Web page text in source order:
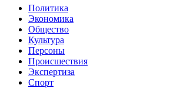
Политика
Экономика
Общество
Культура
Персоны
Происшествия
Экспертиза
Спорт